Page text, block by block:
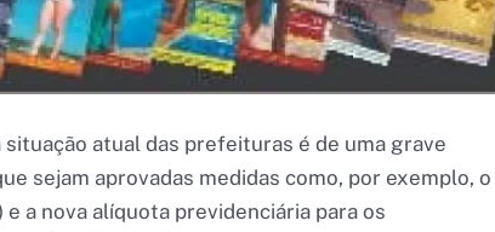
situação atual das prefeituras é de uma grave
sejam aprovadas medidas como, por exemplo, o
a nova alíquota previdenciária para os